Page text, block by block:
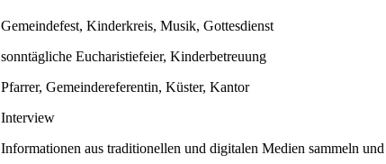
Gemeindefest, Kinderkreis, Musik, Gottesdienst
sonntägliche Eucharistiefeier, Kinderbetreuung
Pfarrer, Gemeindereferentin, Küster, Kantor
Interview
Informationen aus traditionellen und digitalen Medien sammeln